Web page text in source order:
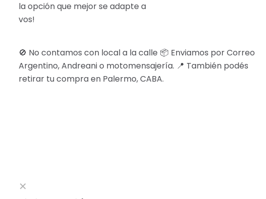
la opción que mejor se adapte a
vos!
🚫 No contamos con local a la calle 📦 Enviamos por Correo
Argentino, Andreani o motomensajería. 📍 También podés
retirar tu compra en Palermo, CABA.
✕